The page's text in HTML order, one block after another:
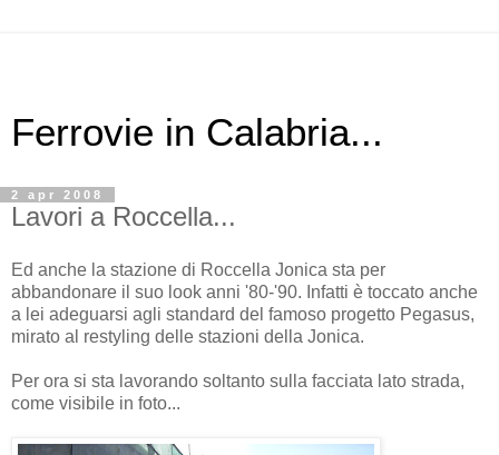
Ferrovie in Calabria...
2 apr 2008
Lavori a Roccella...
Ed anche la stazione di Roccella Jonica sta per
abbandonare il suo look anni '80-'90. Infatti è toccato anche
a lei adeguarsi agli standard del famoso progetto Pegasus,
mirato al restyling delle stazioni della Jonica.
Per ora si sta lavorando soltanto sulla facciata lato strada,
come visibile in foto...